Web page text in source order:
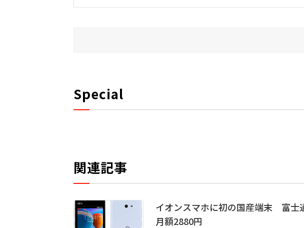
Special
関連記事
イオンスマホに初の国産端末 富士
月額2880円